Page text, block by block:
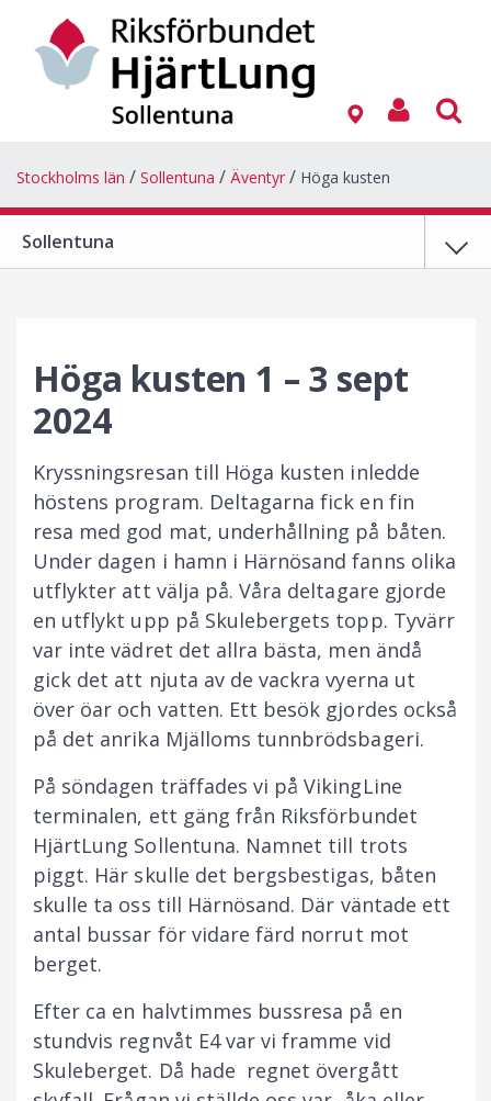
Stockholms län Sollentuna Äventyr Höga kusten
Sollentuna
Höga kusten 1 – 3 sept
2024
Kryssningsresan till Höga kusten inledde
höstens program. Deltagarna fick en fin
resa med god mat, underhållning på båten.
Under dagen i hamn i Härnösand fanns olika
utflykter att välja på. Våra deltagare gjorde
en utflykt upp på Skulebergets topp. Tyvärr
var inte vädret det allra bästa, men ändå
gick det att njuta av de vackra vyerna ut
över öar och vatten. Ett besök gjordes också
på det anrika Mjälloms tunnbrödsbageri.
På söndagen träffades vi på VikingLine
terminalen, ett gäng från Riksförbundet
HjärtLung Sollentuna. Namnet till trots
piggt. Här skulle det bergsbestigas, båten
skulle ta oss till Härnösand. Där väntade ett
antal bussar för vidare färd norrut mot
berget.
Efter ca en halvtimmes bussresa på en
stundvis regnvåt E4 var vi framme vid
Skuleberget. Då hade regnet övergått